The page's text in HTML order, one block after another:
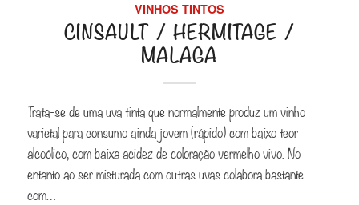
VINHOS TINTOS
CINSAULT / HERMITAGE /
MALAGA
Trata-se de uma uva tinta que normalmente produz um vinho
varietal para consumo ainda jovem (rápido) com baixo teor
alcoólico, com baixa acidez de coloração vermelho vivo. No
entanto ao ser misturada com outras uvas colabora bastante
com…